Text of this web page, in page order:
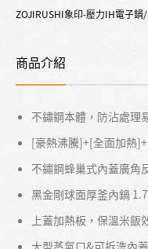
ZOJIRUSHI象印-壓力IH電子鍋
商品介紹
不鏽鋼本體，防沾處理
[豪熱沸騰]+[全面加熱
不鏽鋼蜂巢式內蓋廣角
黑金剛球面厚釜內鍋
上蓋加熱板，保溫米飯
大型蒸氣口&可拆洗內